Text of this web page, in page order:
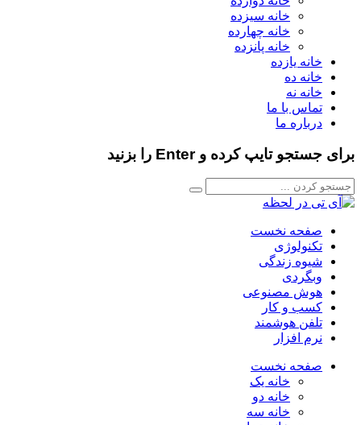
خانه سیزده
خانه چهارده
خانه پانزده
خانه یازده
خانه ده
خانه نه
تماس با ما
درباره ما
برای جستجو تایپ کرده و Enter را بزنید
صفحه نخست
تکنولوژی
شیوه زندگی
وبگردی
هوش مصنوعی
کسب و کار
تلفن هوشمند
نرم افزار
صفحه نخست
خانه یک
خانه دو
خانه سه